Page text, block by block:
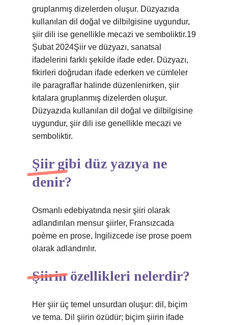
gruplanmış dizelerden oluşur. Düzyazıda
kullanılan dil doğal ve dilbilgisine uygundur,
şiir dili ise genellikle mecazi ve semboliktir.19
Şubat 2024Şiir ve düzyazı, sanatsal
ifadelerini farklı şekilde ifade eder. Düzyazı,
fikirleri doğrudan ifade ederken ve cümleler
ile paragraflar halinde düzenlenirken, şiir
kıtalara gruplanmış dizelerden oluşur.
Düzyazıda kullanılan dil doğal ve dilbilgisine
uygundur, şiir dili ise genellikle mecazi ve
semboliktir.
Şiir gibi düz yazıya ne
denir?
Osmanlı edebiyatında nesir şiiri olarak
adlandırılan mensur şiirler, Fransızcada
poème en prose, İngilizcede ise prose poem
olarak adlandırılır.
Şiirin özellikleri nelerdir?
Her şiir üç temel unsurdan oluşur: dil, biçim
ve tema. Dil şiirin özüdür; biçim şiirin ifade